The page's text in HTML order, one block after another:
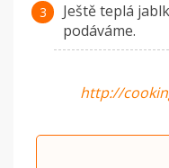
Ještě teplá
podáváme.
http://